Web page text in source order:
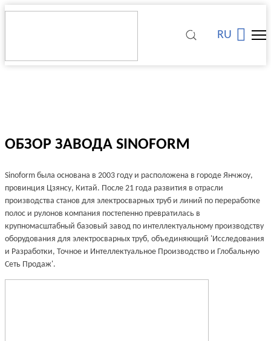
RU
ОБЗОР ЗАВОДА SINOFORM
Sinoform была основана в 2003 году и расположена в городе Янчжоу,
провинция Цзянсу, Китай. После 21 года развития в отрасли
производства станов для электросварных труб и линий по переработке
полос и рулонов компания постепенно превратилась в
крупномасштабный базовый завод по интеллектуальному производству
оборудования для электросварных труб, объединяющий 'Исследования
и Разработки, Точное и Интеллектуальное Производство и Глобальную
Сеть Продаж'.